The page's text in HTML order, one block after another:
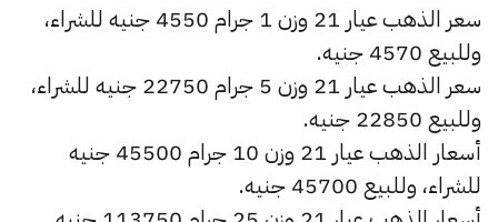
سعر الذهب عيار 21 وزن 1 جرام 4550 جنيه للشراء،
وللبيع 4570 جنيه.
سعر الذهب عيار 21 وزن 5 جرام 22750 جنيه للشراء،
وللبيع 22850 جنيه.
أسعار الذهب عيار 21 وزن 10 جرام 45500 جنيه
للشراء، وللبيع 45700 جنيه.